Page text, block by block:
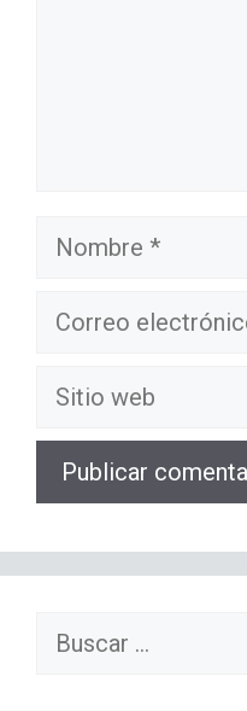
Nombre
Correo
Sitio
Buscar: